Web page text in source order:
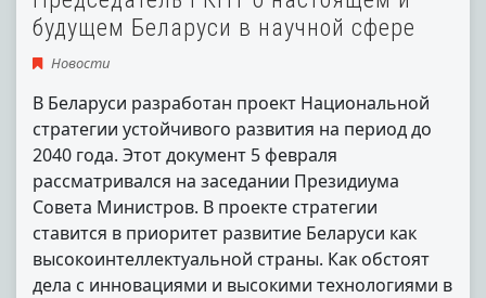
будущем Беларуси в научной сфере
Новости
В Беларуси разработан проект Национальной
стратегии устойчивого развития на период до
2040 года. Этот документ 5 февраля
рассматривался на заседании Президиума
Совета Министров. В проекте стратегии
ставится в приоритет развитие Беларуси как
высокоинтеллектуальной страны. Как обстоят
дела с инновациями и высокими технологиями в